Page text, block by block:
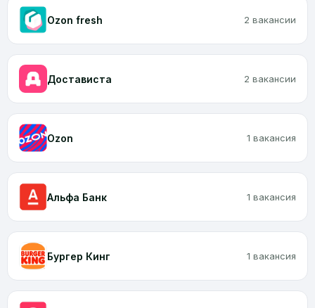
Ozon fresh 2 вакансии
Достависта 2 вакансии
Ozon 1 вакансия
Альфа Банк 1 вакансия
Бургер Кинг 1 вакансия